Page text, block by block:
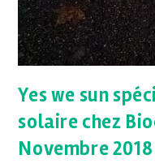
Yes we sun
solaire chez
Novembre 2018